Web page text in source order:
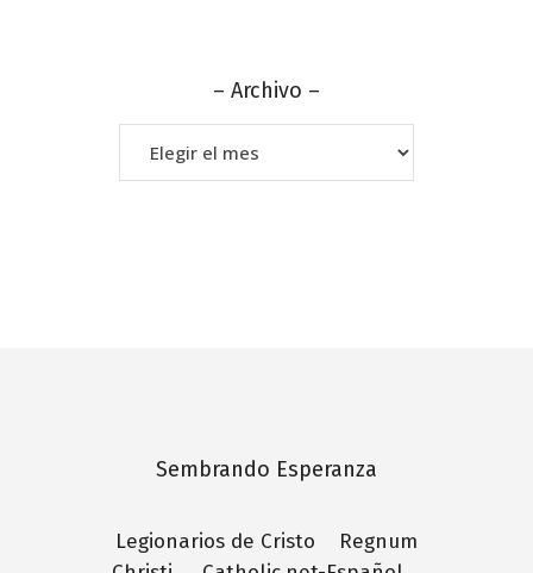
– Archivo –
–
Archivo
–
Sembrando Esperanza
Legionarios de Cristo Regnum